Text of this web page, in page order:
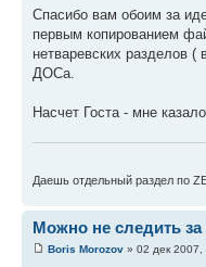
Спасибо вам обоим за
первым копированием
нетваревских разделов
ДОСа.
Насчет Госта - мне
Даешь отдельный раздел по
Можно не следить
Boris Morozov » 02 дек 2007,